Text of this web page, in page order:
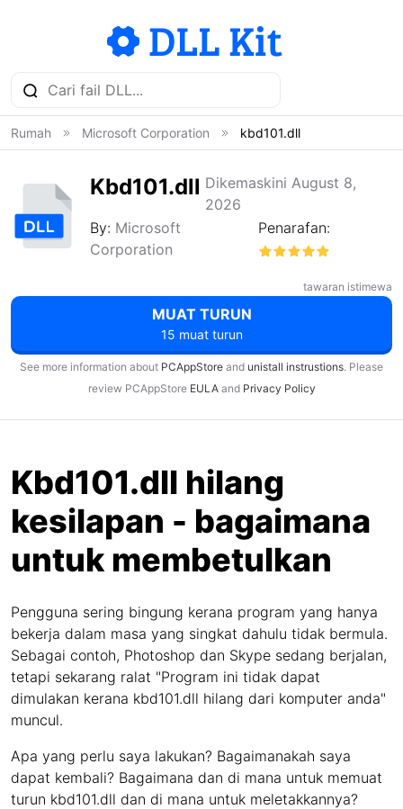
Rumah Microsoft Corporation kbd101.dll
Kbd101.dll Dikemaskini August 8,
2026
By: Microsoft
Corporation
Penarafan:
tawaran istimewa
MUAT TURUN
15 muat turun
See more information about PCAppStore and unistall instrustions. Please
review PCAppStore EULAand Privacy Policy
Kbd101.dll hilang
kesilapan - bagaimana
untuk membetulkan
Pengguna sering bingung kerana program yang hanya
bekerja dalam masa yang singkat dahulu tidak bermula.
Sebagai contoh, Photoshop dan Skype sedang berjalan,
tetapi sekarang ralat "Program ini tidak dapat
dimulakan kerana kbd101.dll hilang dari komputer anda"
muncul.
Apa yang perlu saya lakukan? Bagaimanakah saya
dapat kembali? Bagaimana dan di mana untuk memuat
turun kbd101.dll dan di mana untuk meletakkannya?